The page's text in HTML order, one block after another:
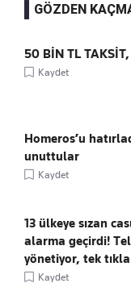
GÖZDEN
50 BİN TL
Kaydet
Homeros’u
unuttular
Kaydet
13 ülkeye sızan
alarma geçirdi!
yönetiyor, tek
Kaydet